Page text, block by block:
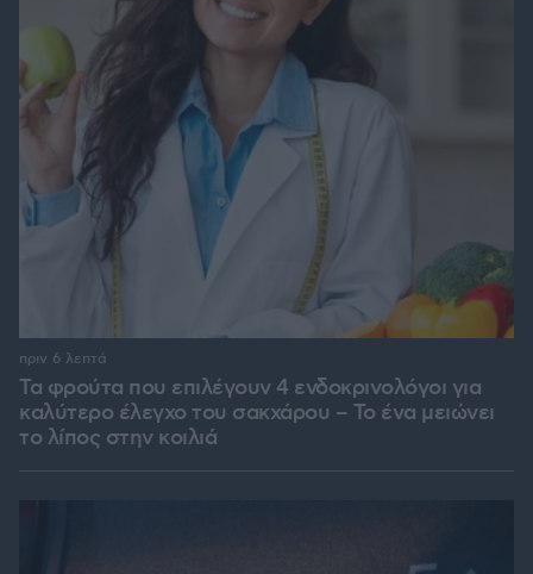
Τα φρούτα που επιλέγουν 4 ενδοκρινολόγοι για
καλύτερο έλεγχο του σακχάρου – Το ένα μειώνει
το λίπος στην κοιλιά
πριν 6 λεπτά